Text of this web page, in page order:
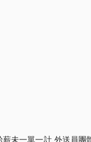
未一單一計 外送員團